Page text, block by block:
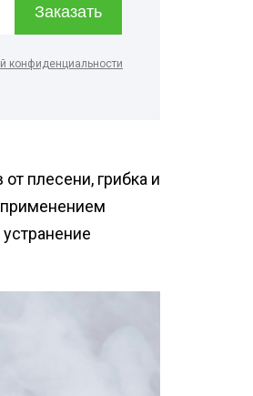
конфиденциальности
плесени, грибка и
применением